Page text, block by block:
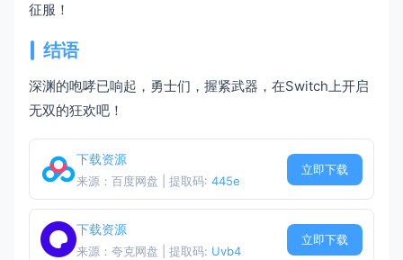
征服！
结语
深渊的咆哮已响起，勇士们，握紧武器，在Switch上开启
无双的狂欢吧！
下载资源
来源：百度网盘 | 提取码: 445e
立即下载
下载资源
来源：夸克网盘 | 提取码: Uvb4
立即下载